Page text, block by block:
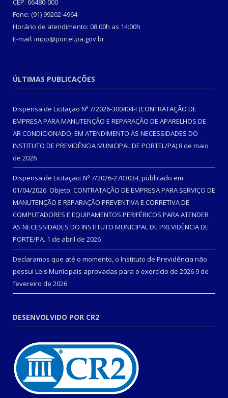
CEP: 66480-000
Fone: (91) 99202-4964
Horário de atendimento: 08:00h as 14:00h
E-mail: impp@portel.pa.gov.br
ÚLTIMAS PUBLICAÇÕES
Dispensa de Licitação Nº 7/2026-300404-I (CONTRATAÇÃO DE
EMPRESA PARA MANUTENÇÃO E REPARAÇÃO DE APARELHOS DE
AR CONDICIONADO, EM ATENDIMENTO ÀS NECESSIDADES DO
INSTITUTO DE PREVIDÊNCIA MUNICIPAL DE PORTEL/PA) 8 de maio
de 2026
Dispensa de Licitação: Nº 7/2026-270303-I, publicado em
01/04/2026. Objeto: CONTRATAÇÃO DE EMPRESA PARA SERVIÇO DE
MANUTENÇÃO E REPARAÇÃO PREVENTIVA E CORRETIVA DE
COMPUTADORES E EQUIPAMENTOS PERIFÉRICOS PARA ATENDER
AS NECESSIDADES DO INSTITUTO MUNICIPAL DE PREVIDÊNCIA DE
PORTE/PA. 1 de abril de 2026
Declaramos que até o momento, o Instituto de Previdência não
possui Leis Municipais aprovadas para o exercício de 2026 9 de
fevereiro de 2026
DESENVOLVIDO POR CR2